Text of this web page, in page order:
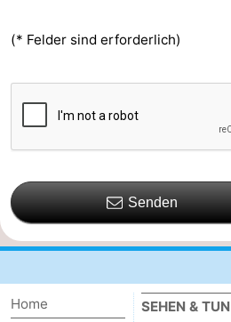
(* Felder sind erforderlich)
Senden
Home
SEHEN & TUN